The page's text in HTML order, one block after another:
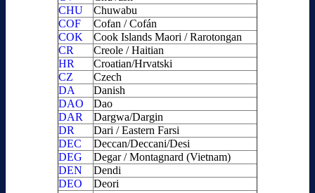
CHU
Chuwabu
COF
Cofan / Cofán
COK
Cook Islands Maori / Rarotongan
CR
Creole / Haitian
HR
Croatian/Hrvatski
CZ
Czech
DA
Danish
DAO
Dao
DAR
Dargwa/Dargin
DR
Dari / Eastern Farsi
DEC
Deccan/Deccani/Desi
DEG
Degar / Montagnard (Vietnam)
DEN
Dendi
DEO
Deori